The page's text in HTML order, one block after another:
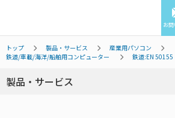
お
トップ 製品・サービス
産業用パソコン
鉄道/車載/海洋/船舶用コンピューター
鉄道:EN 50155
製品・サービス